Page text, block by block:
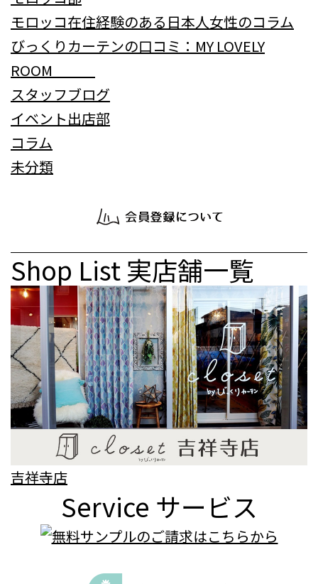
モロッコ在住経験のある日本人女性のコラム
びっくりカーテンの口コミ：MY LOVELY
ROOM
スタッフブログ
イベント出店部
コラム
未分類
Shop List実店舗一覧
吉祥寺店
Service サービス